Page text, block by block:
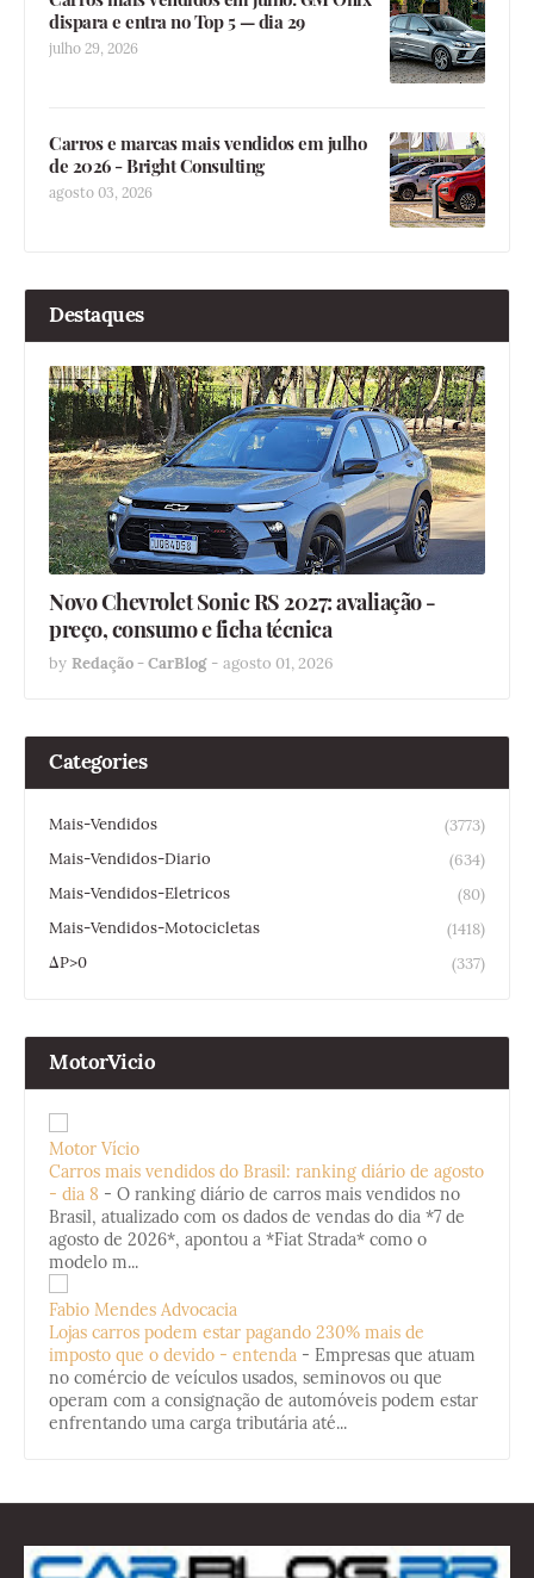
dispara e entra no Top 5 — dia 29
julho 29, 2026
Carros e marcas mais vendidos em julho
de 2026 - Bright Consulting
agosto 03, 2026
Destaques
Novo Chevrolet Sonic RS 2027: avaliação -
preço, consumo e ficha técnica
by Redação - CarBlog - agosto 01, 2026
Categories
Mais-Vendidos
(3773)
Mais-Vendidos-Diario
(634)
Mais-Vendidos-Eletricos
(80)
Mais-Vendidos-Motocicletas
(1418)
ΔP>0
(337)
MotorVicio
Motor Vício
Carros mais vendidos do Brasil: ranking diário de agosto
- dia 8 - O ranking diário de carros mais vendidos no
Brasil, atualizado com os dados de vendas do dia *7 de
agosto de 2026*, apontou a *Fiat Strada* como o
modelo m...
Fabio Mendes Advocacia
Lojas carros podem estar pagando 230% mais de
imposto que o devido - entenda - Empresas que atuam
no comércio de veículos usados, seminovos ou que
operam com a consignação de automóveis podem estar
enfrentando uma carga tributária até...